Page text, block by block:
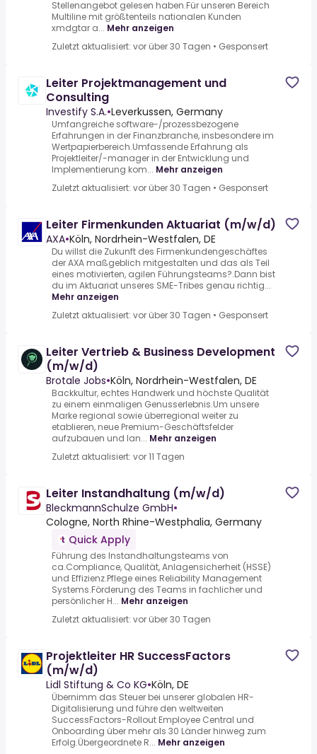
Stellenangebot gelesen haben.Für unseren Bereich
Multiline mit größtenteils nationalen Kunden
xmdgtar a... Mehr anzeigen
Zuletzt aktualisiert: vor über 30 Tagen • Gesponsert
Leiter Projektmanagement und
Consulting
Investify S.A.•Leverkussen, Germany
Umfangreiche software-/prozessbezogene
Erfahrungen in der Finanzbranche, insbesondere im
Wertpapierbereich.Umfassende Erfahrung als
Projektleiter/-manager in der Entwicklung und
Implementierung kom... Mehr anzeigen
Zuletzt aktualisiert: vor über 30 Tagen • Gesponsert
Leiter Firmenkunden Aktuariat (m/w/d)
AXA•Köln, Nordrhein-Westfalen, DE
Du willst die Zukunft des Firmenkundengeschäftes
der AXA maßgeblich mitgestalten und das als Teil
eines motivierten, agilen Führungsteams?.Dann bist
du im Aktuariat unseres SME-Tribes genau richtig...
Mehr anzeigen
Zuletzt aktualisiert: vor über 30 Tagen • Gesponsert
Leiter Vertrieb & Business Development
(m/w/d)
Brotale Jobs•Köln, Nordrhein-Westfalen, DE
Backkultur, echtes Handwerk und höchste Qualität
zu einem einmaligen Genusserlebnis.Um unsere
Marke regional sowie überregional weiter zu
etablieren, neue Premium-Geschäftsfelder
aufzubauen und lan... Mehr anzeigen
Zuletzt aktualisiert: vor 11 Tagen
Leiter Instandhaltung (m/w/d)
BleckmannSchulze GmbH•
Cologne, North Rhine-Westphalia, Germany
Quick Apply
Führung des Instandhaltungsteams von
ca.Compliance, Qualität, Anlagensicherheit (HSSE)
und Effizienz.Pflege eines Reliability Management
Systems.Förderung des Teams in fachlicher und
persönlicher H... Mehr anzeigen
Zuletzt aktualisiert: vor über 30 Tagen
Projektleiter HR SuccessFactors
(m/w/d)
Lidl Stiftung & Co KG•Köln, DE
Übernimm das Steuer bei unserer globalen HR-
Digitalisierung und führe den weltweiten
SuccessFactors-Rollout Employee Central und
Onboarding über mehr als 30 Länder hinweg zum
Erfolg.Übergeordnete R... Mehr anzeigen